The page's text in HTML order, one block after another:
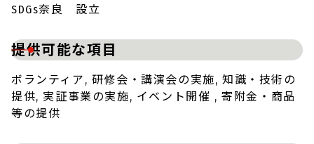
SDGs奈良 設立
提供可能な項目
ボランティア, 研修会・講演会の実施, 知識・技術の
提供, 実証事業の実施, イベント開催 , 寄附金・商品
等の提供